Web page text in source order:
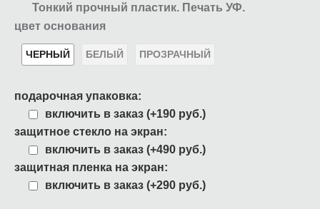
Тонкий прочный пластик. Печать УФ.
цвет основания
ЧЕРНЫЙ БЕЛЫЙ ПРОЗРАЧНЫЙ
подарочная упаковка:
включить в заказ (+190 руб.)
защитное стекло на экран:
включить в заказ (+490 руб.)
защитная пленка на экран:
включить в заказ (+290 руб.)